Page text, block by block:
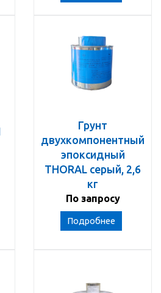
Грунт
двухкомпонентный
эпоксидный
THORAL серый, 2,6
кг
По запросу
Подробнее